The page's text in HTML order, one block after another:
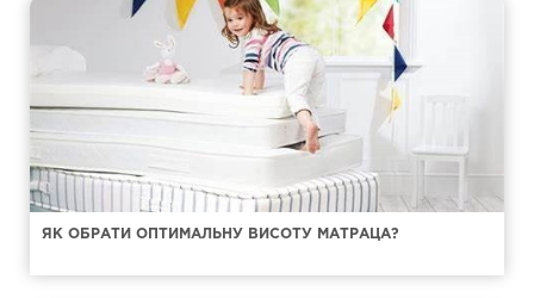
ЯК ОБРАТИ ОПТИМАЛЬНУ ВИСОТУ МАТРАЦА?